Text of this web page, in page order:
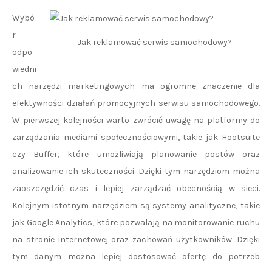
Jak reklamować serwis samochodowy?
Wybó
r
odpo
wiedni
ch narzędzi marketingowych ma ogromne znaczenie dla
efektywności działań promocyjnych serwisu samochodowego.
W pierwszej kolejności warto zwrócić uwagę na platformy do
zarządzania mediami społecznościowymi, takie jak Hootsuite
czy Buffer, które umożliwiają planowanie postów oraz
analizowanie ich skuteczności. Dzięki tym narzędziom można
zaoszczędzić czas i lepiej zarządzać obecnością w sieci.
Kolejnym istotnym narzędziem są systemy analityczne, takie
jak Google Analytics, które pozwalają na monitorowanie ruchu
na stronie internetowej oraz zachowań użytkowników. Dzięki
tym danym można lepiej dostosować ofertę do potrzeb